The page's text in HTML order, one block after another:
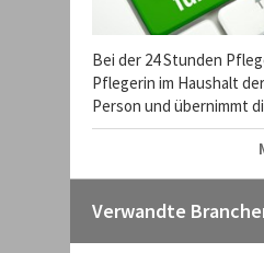
Bei der 24 Stunden
Pflegerin im Haushalt
Person und übernimmt
Verwandte